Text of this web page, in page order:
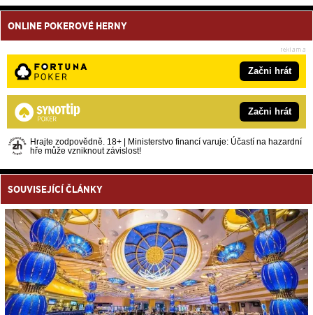
ONLINE POKEROVÉ HERNY
Začni hrát
Začni hrát
Hrajte zodpovědně. 18+ | Ministerstvo financí varuje: Účastí na hazardní
hře může vzniknout závislost!
SOUVISEJÍCÍ ČLÁNKY